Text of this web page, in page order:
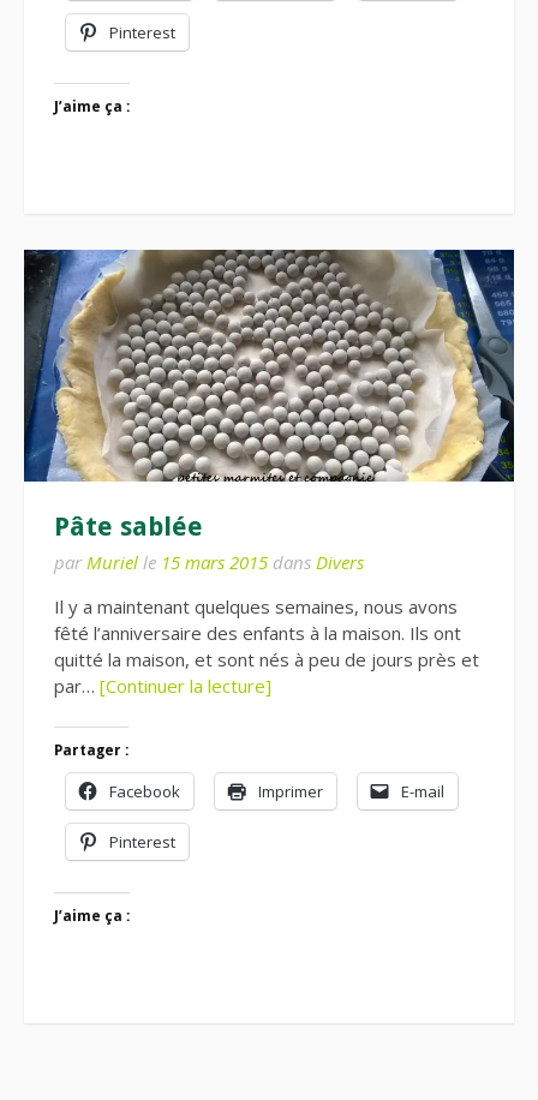
Pinterest
J’aime ça :
Pâte sablée
par Muriel le 15 mars 2015 dans Divers
Il y a maintenant quelques semaines, nous avons
fêté l’anniversaire des enfants à la maison. Ils ont
quitté la maison, et sont nés à peu de jours près et
par… [Continuer la lecture]
Partager :
Facebook Imprimer E-mail
Pinterest
J’aime ça :